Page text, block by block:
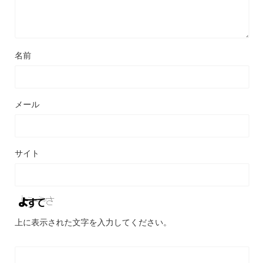
名前
メール
サイト
上に表示された文字を入力してください。